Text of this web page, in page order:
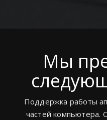
Мы
Поддержка работы
частей компьютера.